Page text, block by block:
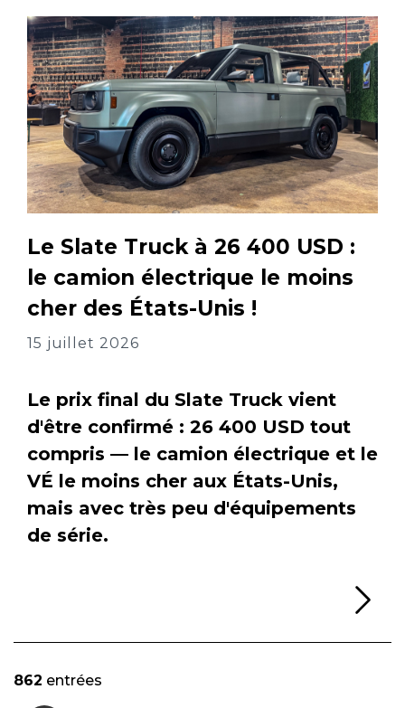
Le Slate Truck à 26 400 USD :
le camion électrique le moins
cher des États-Unis !
15 juillet 2026
Le prix final du Slate Truck vient
d'être confirmé : 26 400 USD tout
compris — le camion électrique et le
VÉ le moins cher aux États-Unis,
mais avec très peu d'équipements
de série.
862 entrées